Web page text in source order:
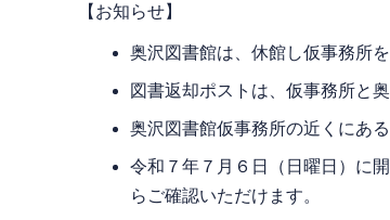
【お知らせ】
奥沢図書館は、休館し仮事務所
図書返却ポストは、仮事務所と
奥沢図書館仮事務所の近くにある
令和７年７月６日（日曜日）に
らご確認いただけます。